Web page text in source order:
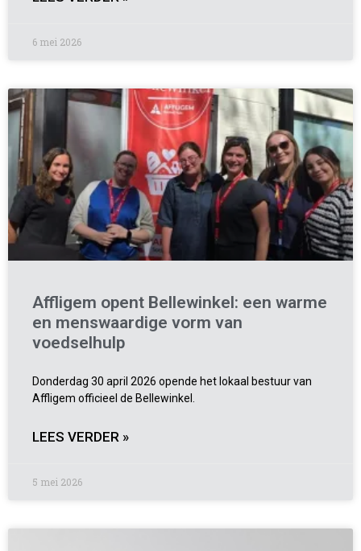
6 mei 2026
Affligem opent Bellewinkel: een warme
en menswaardige vorm van
voedselhulp
Donderdag 30 april 2026 opende het lokaal bestuur van
Affligem officieel de Bellewinkel.
LEES VERDER »
5 mei 2026